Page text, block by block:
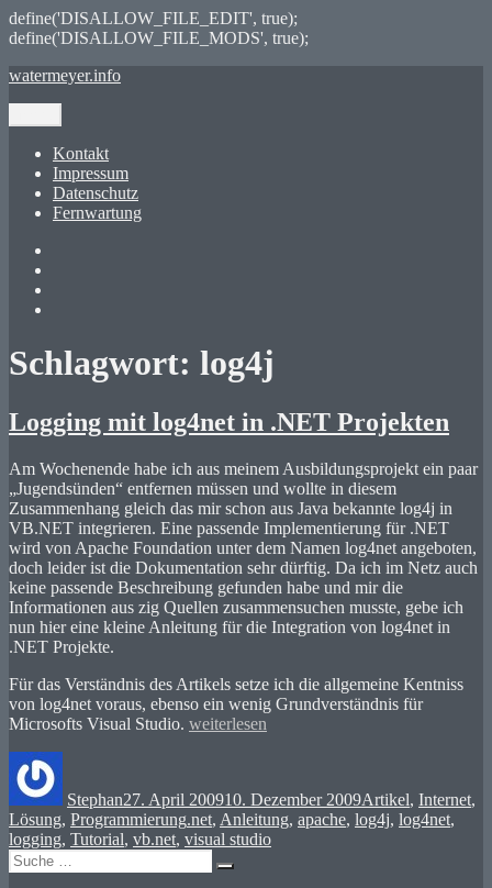
define('DISALLOW_FILE_EDIT', true);
define('DISALLOW_FILE_MODS', true);
Zum
watermeyer.info
Kontakt
Impressum
Datenschutz
Fernwartung
Schlagwort: log4j
Logging mit log4net in .NET Projekten
Am Wochenende habe ich aus meinem Ausbildungsprojekt ein paar
„Jugendsünden“ entfernen müssen und wollte in diesem
Zusammenhang gleich das mir schon aus Java bekannte log4j in
VB.NET integrieren. Eine passende Implementierung für .NET
wird von Apache Foundation unter dem Namen log4net angeboten,
doch leider ist die Dokumentation sehr dürftig. Da ich im Netz auch
keine passende Beschreibung gefunden habe und mir die
Informationen aus zig Quellen zusammensuchen musste, gebe ich
nun hier eine kleine Anleitung für die Integration von log4net in
.NET Projekte.
Für das Verständnis des Artikels setze ich die allgemeine Kentniss
von log4net voraus, ebenso ein wenig Grundverständnis für
Microsofts Visual Studio. „Logging
.NET
Projekten“
weiterlesen
Stephan27. April 200910. Dezember 2009Artikel, Internet,
Lösung, Programmierung Schlagwörter
.net, Anleitung, apache, log4j, log4net,
logging, Tutorial, vb.net, visual studio
Suche
nach:
Suchen